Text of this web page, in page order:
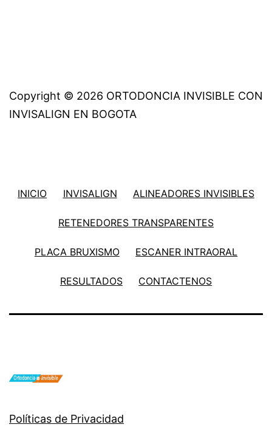
Copyright © 2026 ORTODONCIA INVISIBLE CON
INVISALIGN EN BOGOTA
INICIO INVISALIGN ALINEADORES INVISIBLES
RETENEDORES TRANSPARENTES
PLACA BRUXISMO ESCANER INTRAORAL
RESULTADOS CONTACTENOS
Políticas de Privacidad